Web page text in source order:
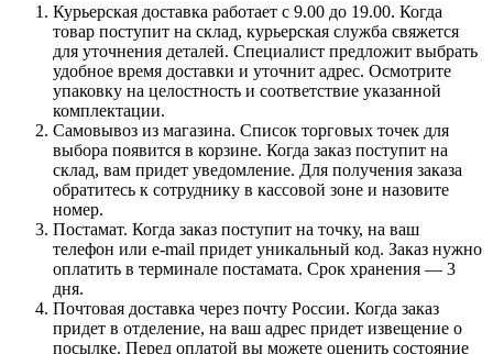
Курьерская доставка работает с 9.00 до 19.00. Когда
товар поступит на склад, курьерская служба свяжется
для уточнения деталей. Специалист предложит выбрать
удобное время доставки и уточнит адрес. Осмотрите
упаковку на целостность и соответствие указанной
комплектации.
Самовывоз из магазина. Список торговых точек для
выбора появится в корзине. Когда заказ поступит на
склад, вам придет уведомление. Для получения заказа
обратитесь к сотруднику в кассовой зоне и назовите
номер.
Постамат. Когда заказ поступит на точку, на ваш
телефон или e-mail придет уникальный код. Заказ нужно
оплатить в терминале постамата. Срок хранения — 3
дня.
Почтовая доставка через почту России. Когда заказ
придет в отделение, на ваш адрес придет извещение о
посылке. Перед оплатой вы можете оценить состояние